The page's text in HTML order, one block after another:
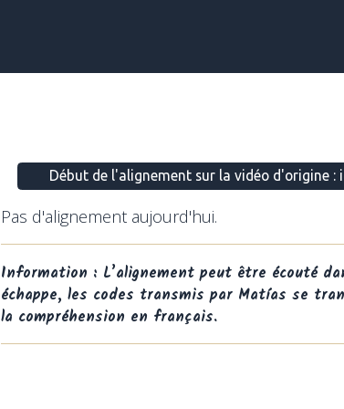
Début de l'alignement sur la vidéo d'origine :
Pas d'alignement aujourd'hui.
Information : L’alignement peut être écouté
échappe, les codes transmis par Matías se
la compréhension en français.